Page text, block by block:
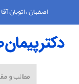
اصفهان ، اتوبان
مطالب و